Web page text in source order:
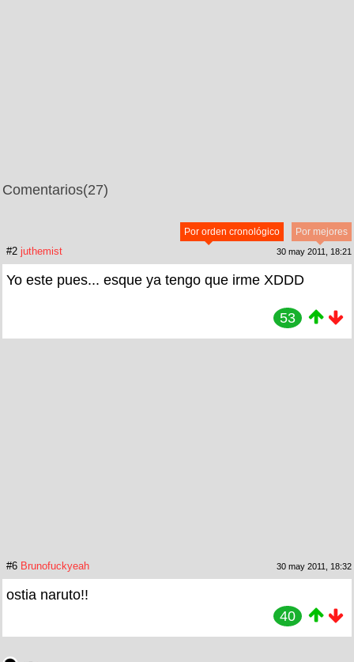
Comentarios(27)
Por mejores
Por orden cronológico
#2 juthemist 30 may 2011, 18:21
Yo este pues... esque ya tengo que irme XDDD
53
#6 Brunofuckyeah 30 may 2011, 18:32
ostia naruto!!
40